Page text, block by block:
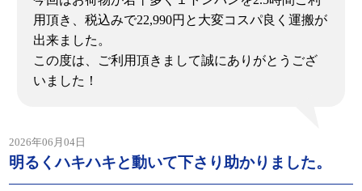
用頂き、税込みで22,990円と大変コスパ良く運搬が
出来ました。
この度は、ご利用頂きまして誠にありがとうござ
いました！
2026年06月04日
明るくハキハキと動いて下さり助かりました。